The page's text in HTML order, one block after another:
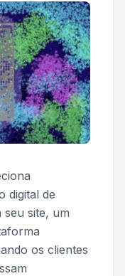
digital de
seu site, um
os clientes